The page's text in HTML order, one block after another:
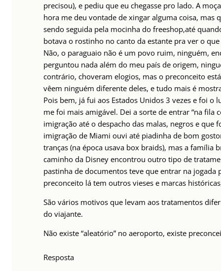
precisou), e pediu que eu chegasse pro lado. A
hora me deu vontade de xingar alguma coisa, mas
sendo seguida pela mocinha do freeshop,até
botava o rostinho no canto da estante pra ver o
Não, o paraguaio não é um povo ruim, ninguém,
perguntou nada além do meu país de origem,
contrário, choveram elogios, mas o preconceito
vêem ninguém diferente deles, e tudo mais é
Pois bem, já fui aos Estados Unidos 3 vezes e foi
me foi mais amigável. Dei a sorte de entrar “na fila
imigração até o despacho das malas, negros e
imigração de Miami ouvi até piadinha de bom
tranças (na época usava box braids), mas a família
caminho da Disney encontrou outro tipo de
pastinha de documentos teve que entrar na jogada
preconceito lá tem outros vieses e marcas
São vários motivos que levam aos tratamentos
do viajante.
Não existe “aleatório” no aeroporto, existe
Resposta